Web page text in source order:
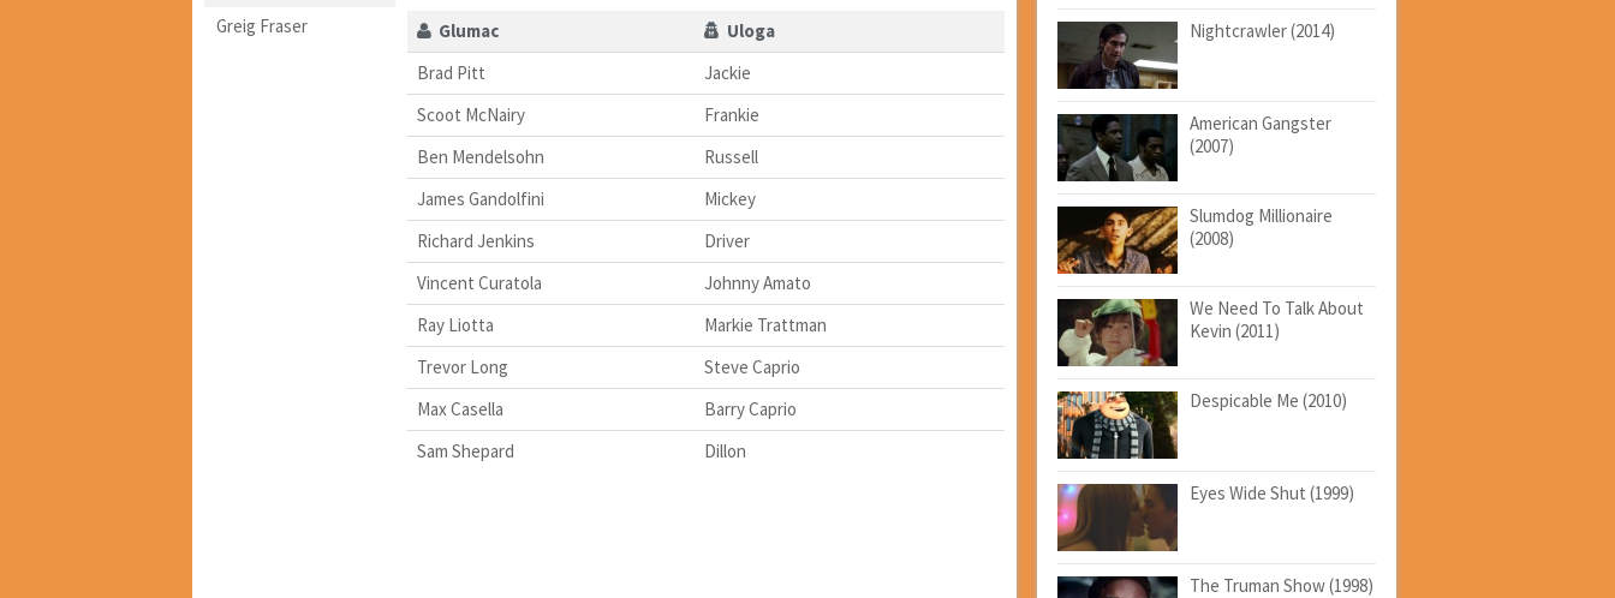
Greig Fraser
Glumac
Uloga
Brad Pitt
Jackie
Scoot McNairy
Frankie
Ben Mendelsohn
Russell
James Gandolfini
Mickey
Richard Jenkins
Driver
Vincent Curatola
Johnny Amato
Ray Liotta
Markie Trattman
Trevor Long
Steve Caprio
Max Casella
Barry Caprio
Sam Shepard
Dillon
Nightcrawler (2014)
American Gangster
(2007)
Slumdog Millionaire
(2008)
We Need To Talk About
Kevin (2011)
Despicable Me (2010)
Eyes Wide Shut (1999)
The Truman Show (1998)